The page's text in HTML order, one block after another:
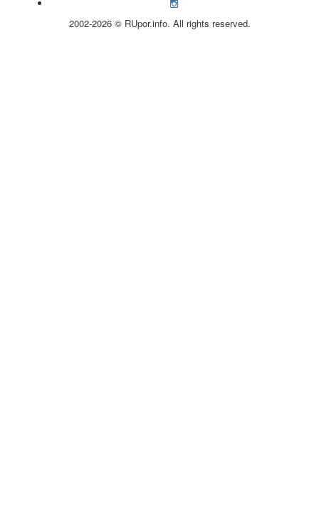
2002-2026 © RUpor.info. All rights reserved.